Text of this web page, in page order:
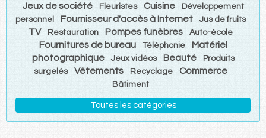
Jeux de société Fleuristes Cuisine
Développement
personnel
Fournisseur d'accès à Internet Jus de fruits
TV Restauration Pompes funèbres Auto-école
Fournitures de bureau Téléphonie
Matériel
photographique
Jeux vidéos Beauté
Produits
surgelés
Vêtements Recyclage Commerce
Bâtiment
Toutes les catégories